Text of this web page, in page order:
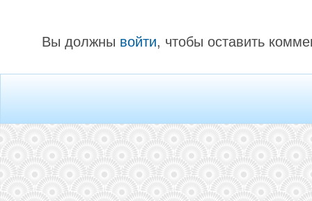
Вы должны войти, чтобы оставить